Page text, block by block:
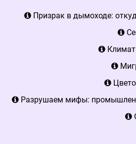
Призрак в дымоходе:
Разрушаем мифы: